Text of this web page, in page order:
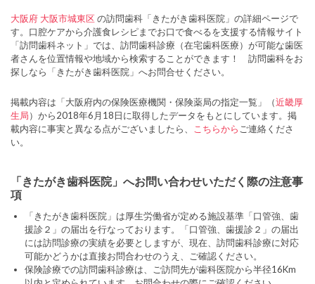
大阪府 大阪市城東区の訪問歯科「きたがき歯科医院」の詳細ページで
す。口腔ケアから介護食レシピまでお口で食べるを支援する情報サイト
「訪問歯科ネット」では、訪問歯科診療（在宅歯科医療）が可能な歯医
者さんを位置情報や地域から検索することができます！ 訪問歯科をお
探しなら「きたがき歯科医院」へお問合せください。
掲載内容は「大阪府内の保険医療機関・保険薬局の指定一覧」（近畿厚
生局）から2018年6月18日に取得したデータをもとにしています。掲
載内容に事実と異なる点がございましたら、
こちらから ご連絡くださ
い。
「きたがき歯科医院」へお問い合わせいただく際の注意事
項
「きたがき歯科医院」は厚生労働省が定める施設基準「口管強、歯
援診２」の届出を行なっております。「口管強、歯援診２」の届出
には訪問診療の実績を必要としますが、現在、訪問歯科診療に対応
可能かどうかは直接お問合わせのうえ、ご確認ください。
保険診療での訪問歯科診療は、ご訪問先が歯科医院から半径16Km